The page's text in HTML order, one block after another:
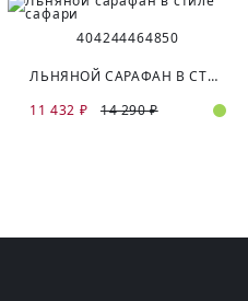
404244464850
ЛЬНЯНОЙ САРАФАН В СТИЛЕ САФАРИ
11 432 ₽
14 290 ₽